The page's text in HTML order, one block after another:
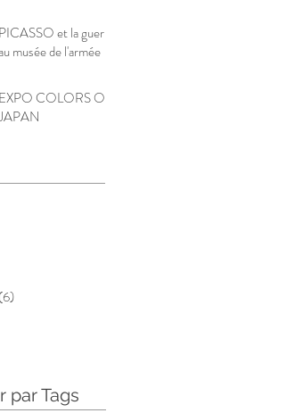
PICASSO et la guerre
musée de l'armée
EXPO COLORS OF
(6)
par Tags